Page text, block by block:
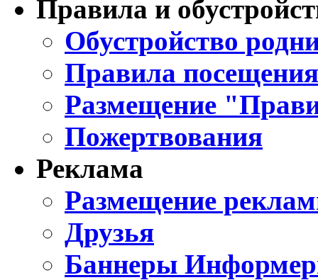
Правила и
Обустройство
Правила
Размещение
Пожертвования
Реклама
Размещение
Друзья
Баннеры